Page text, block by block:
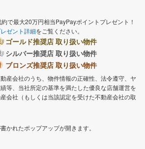
約で最大20万円相当PayPayポイントプレゼント！
ゼント詳細をご覧ください。
ゴールド推奨店 取り扱い物件
シルバー推奨店 取り扱い物件
ブロンズ推奨店 取り扱い物件
産会社のうち、物件情報の正確性、法令遵守、ヤ
等、当社所定の基準を満たした優良な店舗運営を
会社（もしくは当該認定を受けた不動産会社の取
かれたポップアップが開きます。